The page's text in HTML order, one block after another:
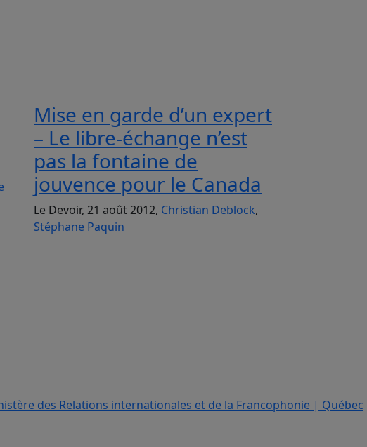
Mise en garde d’un expert
– Le libre-échange n’est
pas la fontaine de
jouvence pour le Canada
Le Devoir, 21 août 2012, Christian Deblock,
Stéphane Paquin